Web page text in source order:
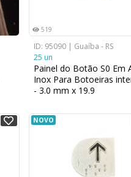
519
ID: 95090 | Guaíba - RS
25 un
Painel do Botão S0 Em
Inox Para Botoeiras
- 3.0 mm x 19.9
NOVO